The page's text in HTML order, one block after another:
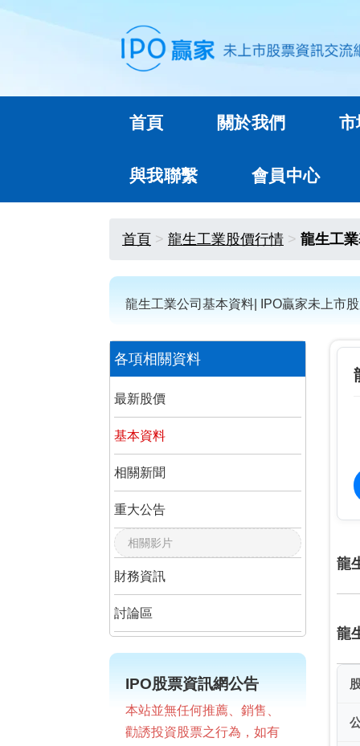
首頁 關於我們 市
與我聯繫 會員中心
首頁 龍生工業股價行情 龍生工
龍生工業公司基本資料| IPO贏家未上市
各項相關資料
最新股價
基本資料
相關新聞
重大公告
相關影片
財務資訊
討論區
IPO股票資訊網公告
本站並無任何推薦、銷售、
勸誘投資股票之行為，如有
龍
龍